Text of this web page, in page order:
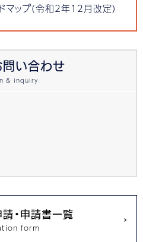
マップ(令和2年12月改定)
問い合わせ
・申請書一覧